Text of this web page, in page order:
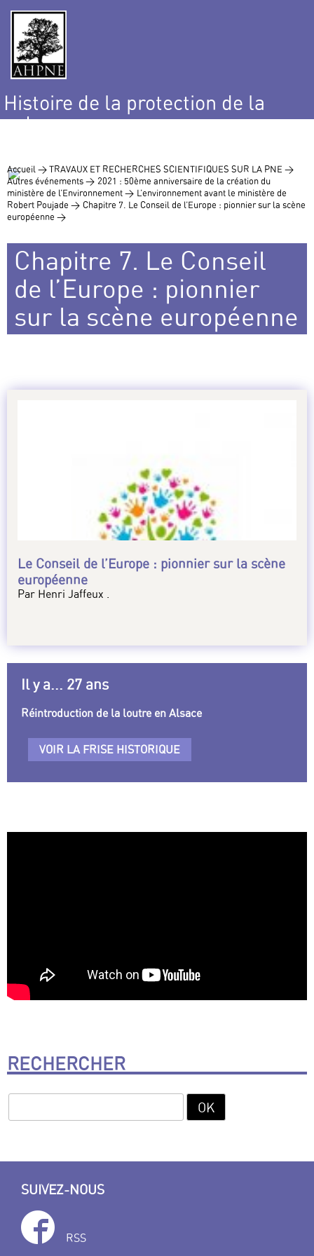
Histoire de la protection de la
nature
Accueil >TRAVAUX ET RECHERCHES SCIENTIFIQUES SUR LA PNE >
Autres événements > 2021 : 50ème anniversaire de la création du
ministère de l’Environnement > L’environnement avant le ministère de
Robert Poujade > Chapitre 7. Le Conseil de l’Europe : pionnier sur la scène
européenne >
Chapitre 7. Le Conseil
de l’Europe : pionnier
sur la scène européenne
Le Conseil de l’Europe : pionnier sur la scène
européenne
Par Henri Jaffeux .
Il y a... 27 ans
Réintroduction de la loutre en Alsace
VOIR LA FRISE HISTORIQUE
RECHERCHER
SUIVEZ-NOUS
RSS